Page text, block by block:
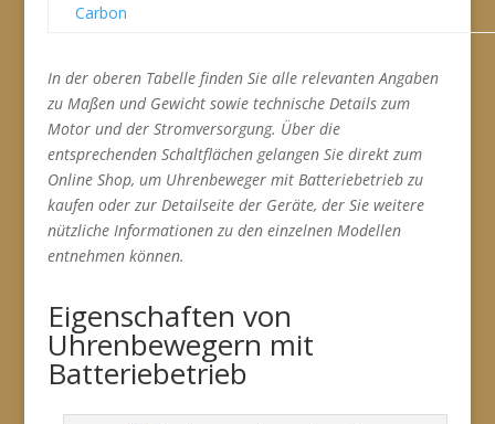
Carbon
In der oberen Tabelle finden Sie alle relevanten Angaben
zu Maßen und Gewicht sowie technische Details zum
Motor und der Stromversorgung. Über die
entsprechenden Schaltflächen gelangen Sie direkt zum
Online Shop, um Uhrenbeweger mit Batteriebetrieb zu
kaufen oder zur Detailseite der Geräte, der Sie weitere
nützliche Informationen zu den einzelnen Modellen
entnehmen können.
Eigenschaften von
Uhrenbewegern mit
Batteriebetrieb